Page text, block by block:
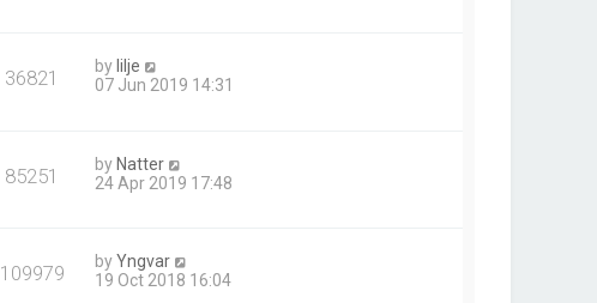
36821 by lilje
07 Jun 2019 14:31
85251 byNatter
24 Apr 2019 17:48
109979 byYngvar
19 Oct 2018 16:04